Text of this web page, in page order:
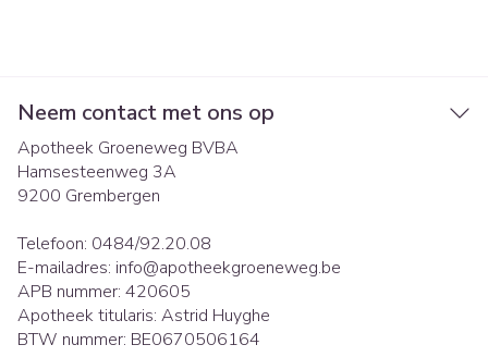
Neem contact met ons op
Apotheek Groeneweg BVBA
Hamsesteenweg 3A
9200 Grembergen
Telefoon: 0484/92.20.08
E-mailadres: info@apotheekgroeneweg.be
APB nummer: 420605
Apotheek titularis: Astrid Huyghe
BTW nummer: BE0670506164